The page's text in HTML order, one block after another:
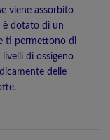
viene assorbito
è dotato di un
ti permettono di
di ossigeno
delle